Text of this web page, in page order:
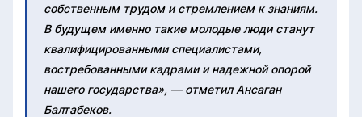
собственным трудом и стремлением к знаниям.
В будущем именно такие молодые люди станут
квалифицированными специалистами,
востребованными кадрами и надежной опорой
нашего государства», — отметил Ансаган
Балтабеков.